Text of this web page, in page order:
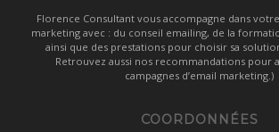
Florence Consultant vous accompagne dans
marketing avec : du conseil emailing, de la
ainsi que des prestations pour choisir sa
Retrouvez aussi nos recommandations pour
campagnes d’email marketing.)
COORDONNÉES